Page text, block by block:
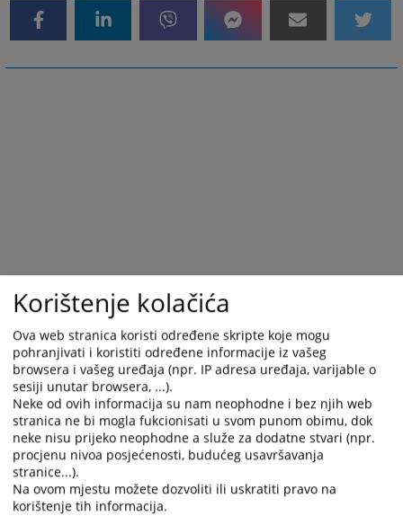
Korištenje kolačića
Ova web stranica koristi određene skripte koje mogu
pohranjivati i koristiti određene informacije iz vašeg
browsera i vašeg uređaja (npr. IP adresa uređaja, varijable o
sesiji unutar browsera, ...).
Neke od ovih informacija su nam neophodne i bez njih web
stranica ne bi mogla fukcionisati u svom punom obimu, dok
neke nisu prijeko neophodne a služe za dodatne stvari (npr.
procjenu nivoa posjećenosti, budućeg usavršavanja
stranice...).
Na ovom mjestu možete dozvoliti ili uskratiti pravo na
korištenje tih informacija.